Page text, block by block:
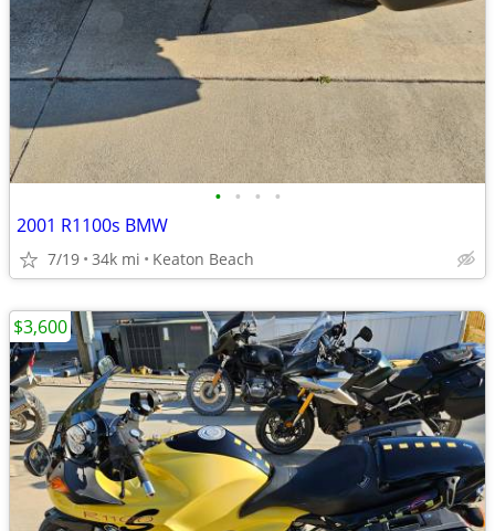
• • • •
2001 R1100s BMW
7/19 34k mi Keaton Beach
$3,600